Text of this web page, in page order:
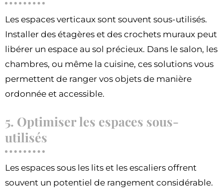
Les espaces verticaux sont souvent sous-utilisés.
Installer des étagères et des crochets muraux peut
libérer un espace au sol précieux. Dans le salon, les
chambres, ou même la cuisine, ces solutions vous
permettent de ranger vos objets de manière
ordonnée et accessible.
5. Optimiser les espaces sous-
utilisés
Les espaces sous les lits et les escaliers offrent
souvent un potentiel de rangement considérable.